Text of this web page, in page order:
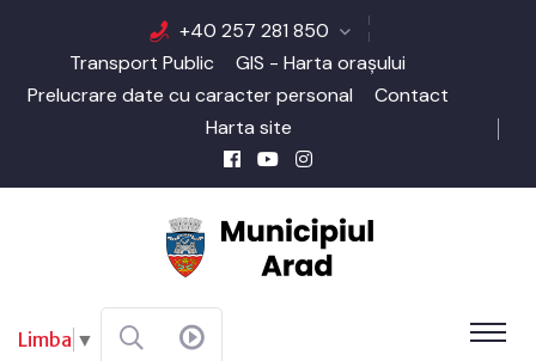
+40 257 281 850
Transport Public
GIS - Harta orașului
Prelucrare date cu caracter personal
Contact
Harta site
Limba ▼